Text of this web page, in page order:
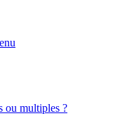
ou multiples ?